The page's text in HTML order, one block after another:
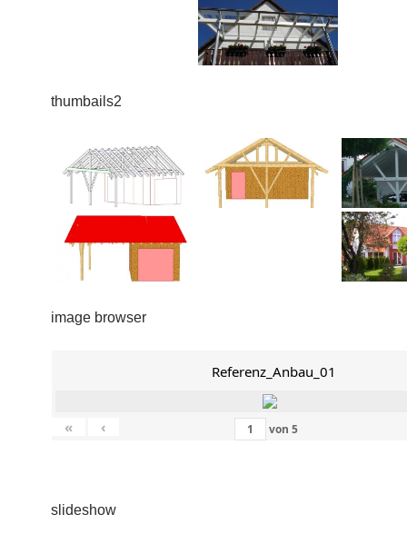
thumbails2
image browser
Referenz_Anbau_01
« ‹ von 5
slideshow